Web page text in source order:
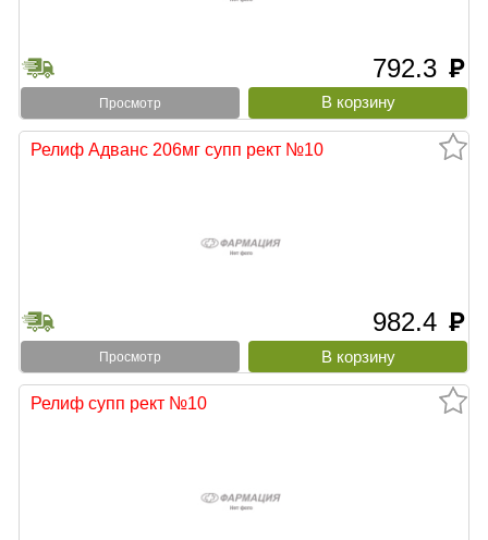
792.3 руб
Просмотр
Релиф Адванс 206мг супп рект №10
982.4 руб
Просмотр
Релиф супп рект №10